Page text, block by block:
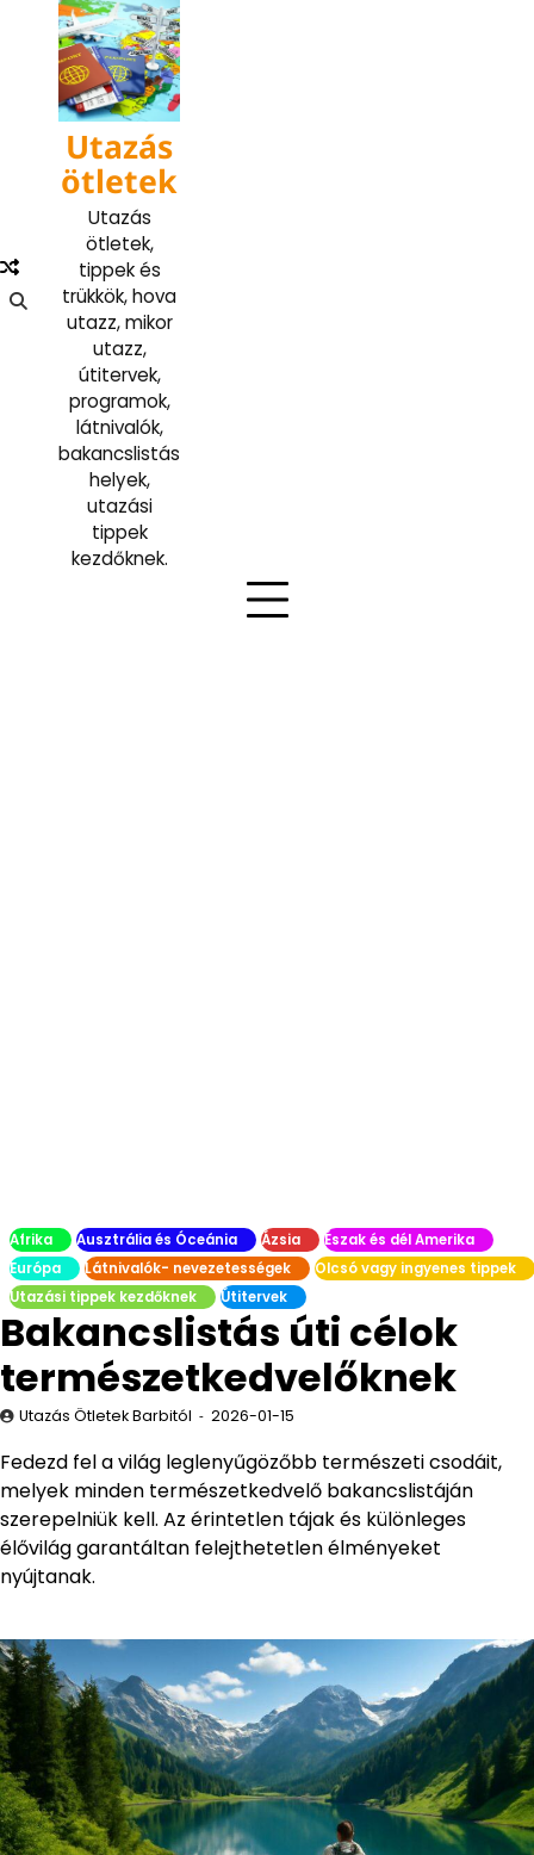
content
Utazás
ötletek
Utazás
ötletek,
tippek és
trükkök, hova
utazz, mikor
utazz,
útitervek,
programok,
látnivalók,
bakancslistás
helyek,
utazási
tippek
kezdőknek.
Afrika Ausztrália és Óceánia Ázsia
Észak és dél Amerika
Európa
Látnivalók- nevezetességek
Olcsó vagy ingyenes tippek
Utazási tippek kezdőknek
Útitervek
Bakancslistás úti célok
természetkedvelőknek
Utazás Ötletek Barbitól 2026-01-15
Fedezd fel a világ leglenyűgözőbb természeti csodáit,
melyek minden természetkedvelő bakancslistáján
szerepelniük kell. Az érintetlen tájak és különleges
élővilág garantáltan felejthetetlen élményeket
nyújtanak.